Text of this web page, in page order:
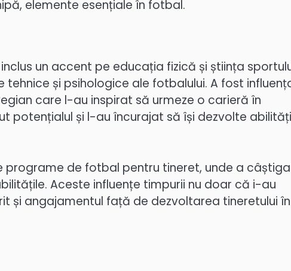
elemente esențiale în fotbal.
un accent pe educația fizică și știința
și psihologice ale fotbalului. A fost
care l-au inspirat să urmeze o carieră în
potențialul și l-au încurajat să își dezvolte
programe de fotbal pentru tineret, unde a
Aceste influențe timpurii nu doar că i-au
și angajamentul față de dezvoltarea tineretului în